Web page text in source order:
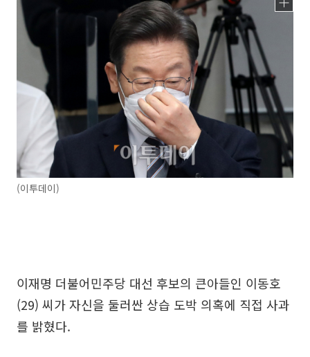
(이투데이)
이재명 더불어민주당 대선 후보의 큰아들인 이동호
(29) 씨가 자신을 둘러싼 상습 도박 의혹에 직접 사과
를 밝혔다.